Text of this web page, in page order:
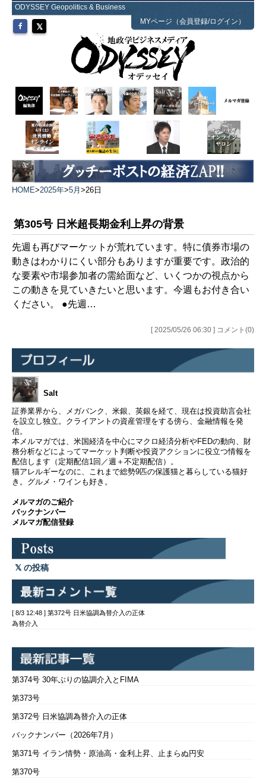
ODYSSEY Geopolitics & Business
MYページ（会員登録/ログイン）
HOME>2025年>5月 >26日
第305号 日米超長期金利上昇の背景
先週も再びマーケットが荒れています。特に債券市場の
動きはわかりにくい部分もありますが重要です。政治的
な要素や市場参加者の需給面など、いくつかの視点から
この動きを見ていきたいと思います。今週もお付き合い
ください。 ●先週…
[ 2025/05/26 06:30 ] コメント(0)
Salt
証券業界から、メガバンク、米銀、英銀を経て、現在は投資助言会社
を設立し独立。クライアントの資産管理をする傍ら、金融情報を発
信。
本メルマガでは、米国経済を中心にマクロ経済分析やFEDの動向、財
務分析などによってマーケット判断や投資アクションに役立つ情報を
配信します（定期配信1回／週＋不定期配信）。
猫アレルギーなのに、これまで総勢9匹の保護猫と暮らしている猫好
き。グルメ・ワインも好き。
メルマガのご紹介
バックナンバー
メルマガ配信登録
の投稿
[ 8/3 12:48 ] 第372号 日米協調為替介入の正体
為替介入
第374号 30年ぶりの協調介入とFIMA
第373号
第372号 日米協調為替介入の正体
バックナンバー（2026年7月）
第371号 イラン情勢・原油高・金利上昇、止まらぬ円安
第370号